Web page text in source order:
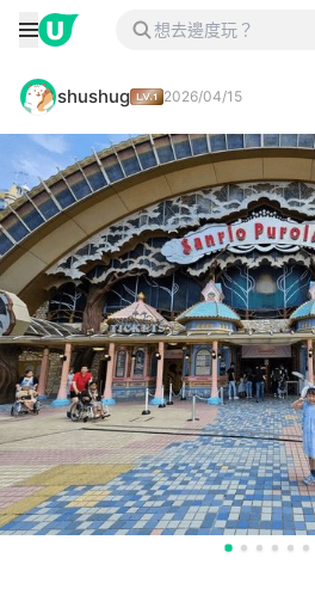
shushug 2026/04/15